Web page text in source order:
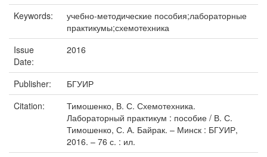
Keywords:
учебно-методические пособия;лабораторные
практикумы;схемотехника
Issue
Date:
2016
Publisher:
БГУИР
Citation:
Тимошенко, В. С. Схемотехника.
Лабораторный практикум : пособие / В. С.
Тимошенко, С. А. Байрак. – Минск : БГУИР,
2016. – 76 с. : ил.